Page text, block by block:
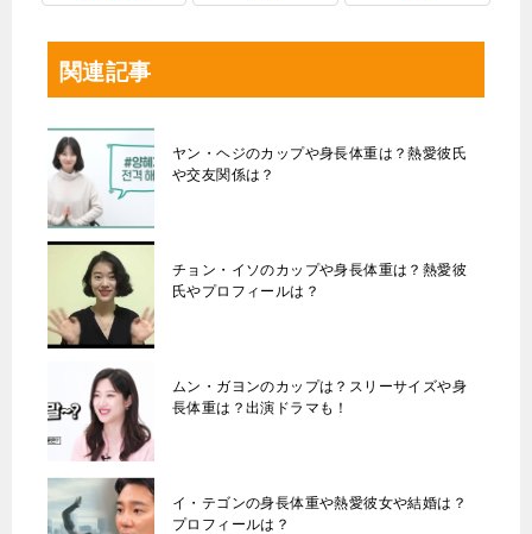
関連記事
ヤン・ヘジのカップや身長体重は？熱愛彼氏
や交友関係は？
チョン・イソのカップや身長体重は？熱愛彼
氏やプロフィールは？
ムン・ガヨンのカップは？スリーサイズや身
長体重は？出演ドラマも！
イ・テゴンの身長体重や熱愛彼女や結婚は？
プロフィールは？